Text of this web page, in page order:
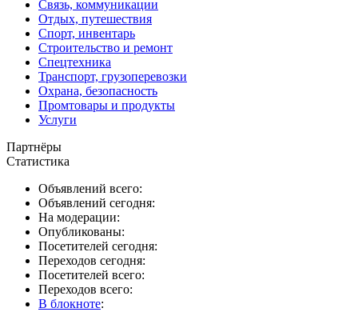
Связь, коммуникации
Отдых, путешествия
Спорт, инвентарь
Строительство и ремонт
Спецтехника
Транспорт, грузоперевозки
Охрана, безопасность
Промтовары и продукты
Услуги
Партнёры
Статистика
Объявлений всего:
Объявлений сегодня:
На модерации:
Опубликованы:
Посетителей сегодня:
Переходов сегодня:
Посетителей всего:
Переходов всего:
В блокноте: